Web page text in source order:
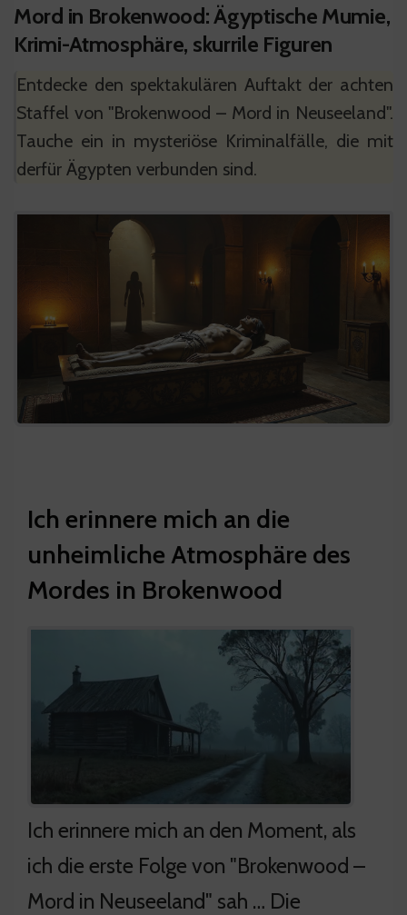
Mord in Brokenwood: Ägyptische Mumie,
Krimi-Atmosphäre, skurrile Figuren
Entdecke den spektakulären Auftakt der achten
Staffel von "Brokenwood – Mord in Neuseeland".
Tauche ein in mysteriöse Kriminalfälle, die mit
derfür Ägypten verbunden sind.
Ich erinnere mich an die
unheimliche Atmosphäre des
Mordes in Brokenwood
Ich erinnere mich an den Moment, als
ich die erste Folge von "Brokenwood –
Mord in Neuseeland" sah … Die